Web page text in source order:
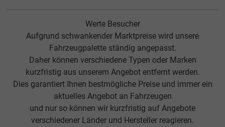
Werte Besucher
Aufgrund schwankender Marktpreise wird unsere
Fahrzeugpalette ständig angepasst.
Daher können verschiedene Typen oder Marken
kurzfristig aus unserem Angebot entfernt werden.
Dies garantiert Ihnen bestmögliche Preise und immer ein
aktuelles Angebot an Fahrzeugen
und nur so können wir kurzfristig auf Angebote
verschiedener Länder und Hersteller reagieren.